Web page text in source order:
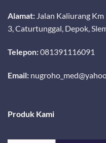
Alamat: Jalan Kaliurang
3, Caturtunggal, Depok,
Telepon:081391116091
Email:
Produk Kami